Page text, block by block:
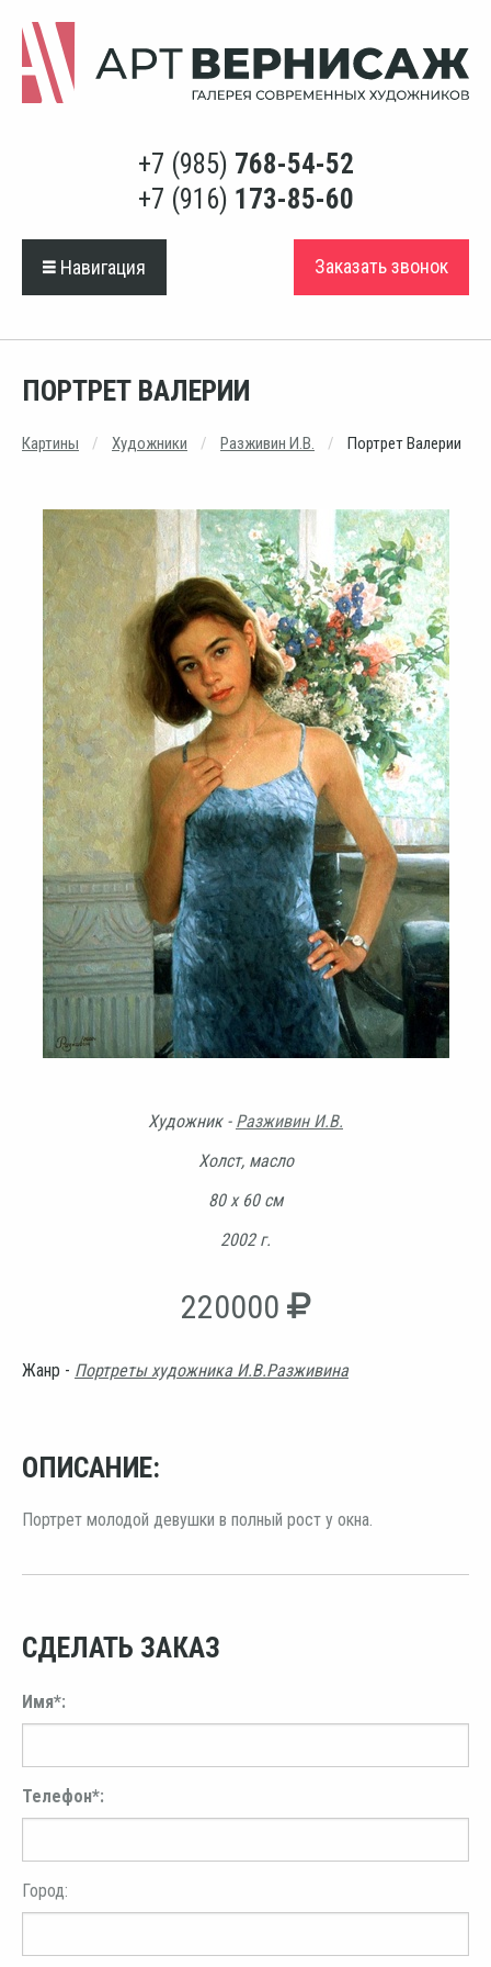
+7 (985) 768-54-52
+7 (916) 173-85-60
Навигация Заказать звонок
ПОРТРЕТ ВАЛЕРИИ
Картины Художники Разживин И.В. Портрет Валерии
Художник - Разживин И.В.
Холст, масло
80 х 60 см
2002 г.
220000
Жанр - Портреты художника И.В.Разживина
ОПИСАНИЕ:
Портрет молодой девушки в полный рост у окна.
СДЕЛАТЬ ЗАКАЗ
Имя*:
Телефон*:
Город: